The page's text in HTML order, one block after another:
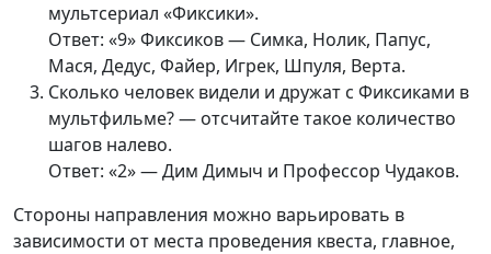
мультсериал «Фиксики».
Ответ: «9» Фиксиков — Симка, Нолик, Папус,
Мася, Дедус, Файер, Игрек, Шпуля, Верта.
Сколько человек видели и дружат с Фиксиками в
мультфильме? — отсчитайте такое количество
шагов налево.
Ответ: «2» — Дим Димыч и Профессор Чудаков.
Стороны направления можно варьировать в
зависимости от места проведения квеста, главное,